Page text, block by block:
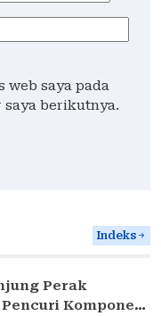
web saya pada
berikutnya.
Indeks
Perak
Komponen